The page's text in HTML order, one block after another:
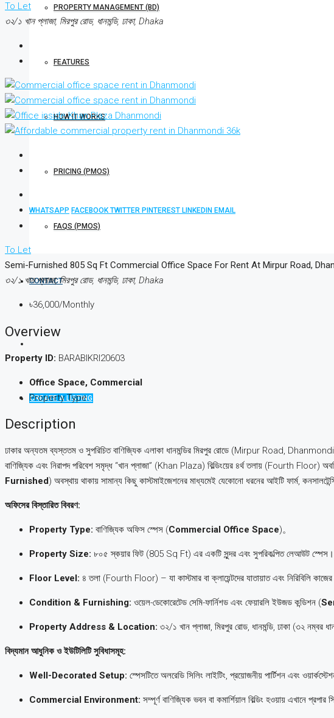
PROPERTY MANAGEMENT (BD)
FEATURES
HOW IT WORKS
PRICING (PMOS)
FAQS (PMOS)
CONTACT
CREATE A LISTING
To Let
৩২/১ খান প্লাজা, মিরপুর রোড, ধানমন্ডি, ঢাকা, Dhaka
WHATSAPP FACEBOOKTWITTER PINTEREST LINKEDIN EMAIL
To Let
Semi-Furnished 805 Sq Ft Commercial Office Space For Rent At Mirpur Road, Dhanmondi
৩২/১ খান প্লাজা, মিরপুর রোড, ধানমন্ডি, ঢাকা, Dhaka
৳36,000/Monthly
Overview
Property ID: BARABIKRI20603
Office Space, Commercial
Property Type
Description
ঢাকার অন্যতম ব্যস্ততম ও সুপরিচিত বাণিজ্যিক এলাকা ধানমন্ডির মিরপুর রোডে (Mirpur Road, Dhanmondi)
বাণিজ্যিক এবং নিরাপদ পরিবেশ সমৃদ্ধ “খান প্লাজা” (Khan Plaza) বিল্ডিংয়ের ৪র্থ তলায় (Fourth Floor)
Furnished) অবস্থায় থাকায় সামান্য কিছু কাস্টমাইজেশনের মাধ্যমেই যেকোনো ধরনের আইটি ফার্ম,
অফিসের বিস্তারিত বিবরণ:
Property Type: বাণিজ্যিক অফিস স্পেস (Commercial Office Space)。
Property Size: ৮০৫ স্কয়ার ফিট (805 Sq Ft) এর একটি সুন্দর এবং সুপরিকল্পিত লেআউট স্পেস।
Floor Level: ৪ তলা (Fourth Floor) – যা কাস্টমার বা ক্লায়েন্টদের যাতায়াত এবং নিরিবিলি কাজের
Condition & Furnishing: ওয়েল-ডেকোরেটেড সেমি-ফার্নিশড এবং ফেয়ারলি ইউজড কন্ডিশন (
Property Address & Location: ৩২/১ খান প্লাজা, মিরপুর রোড, ধানমন্ডি, ঢাকা (৩২ নম্বর
বিদ্যমান আধুনিক ও ইউটিলিটি সুবিধাসমূহ:
Well-Decorated Setup: স্পেসটিতে অলরেডি সিলিং লাইটিং, প্রয়োজনীয় পার্টিশন এবং
Commercial Environment: সম্পূর্ণ বাণিজ্যিক ভবন বা কমার্শিয়াল বিল্ডিং হওয়ায় এখানে